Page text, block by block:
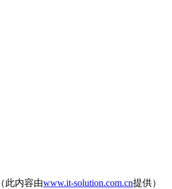
（此内容由www.it-solution.com.cn提供）